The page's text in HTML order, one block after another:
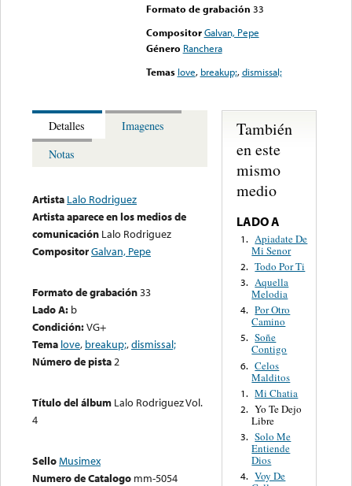
Formato de grabación 33
Compositor Galvan, Pepe
Género Ranchera
Temas love, breakup;,dismissal;
Detalles
Imagenes
Notas
Artista Lalo Rodriguez
Artista aparece en los medios de
comunicación Lalo Rodriguez
CompositorGalvan, Pepe
Formato de grabación33
Lado A: b
Condición:VG+
Tema love, breakup;,dismissal;
Número de pista2
Título del álbum Lalo Rodriguez Vol.
4
SelloMusimex
Numero de Catalogo mm-5054
También
en este
mismo
medio
LADO A
1. Apiadate De
Mi Senor
2. Todo Por Ti
3. Aquella
Melodia
4. Por Otro
Camino
5. Soñe
Contigo
6. Celos
Malditos
1. Mi Chatia
2. Yo Te Dejo
Libre
3. Solo Me
Entiende
Dios
4. Voy De